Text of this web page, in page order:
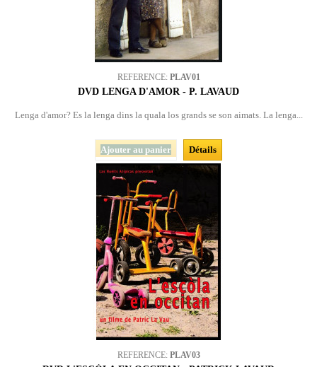
REFERENCE: PLAV01
DVD LENGA D'AMOR - P. LAVAUD
Lenga d'amor? Es la lenga dins la quala los grands se son aimats. La lenga...
Ajouter au panier Détails
REFERENCE: PLAV03